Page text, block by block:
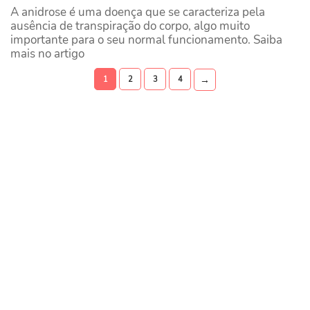
A anidrose é uma doença que se caracteriza pela
ausência de transpiração do corpo, algo muito
importante para o seu normal funcionamento. Saiba
mais no artigo
1 2 3 4 →